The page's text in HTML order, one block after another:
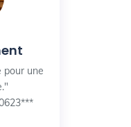
pour une